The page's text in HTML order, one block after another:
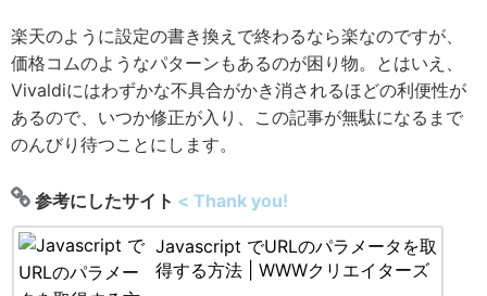
楽天のように設定の書き換えで終わるなら楽なのですが、
価格コムのようなパターンもあるのが困り物。とはいえ、
Vivaldiにはわずかな不具合がかき消されるほどの利便性が
あるので、いつか修正が入り、この記事が無駄になるまで
のんびり待つことにします。
参考にしたサイト
Javascript でURLのパラメータを取
得する方法 | WWWクリエイターズ